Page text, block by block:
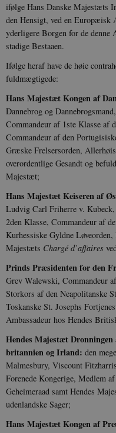
ifølge Hans Danske Majestæts
den Hensigt, ved en Europæisk
yder­ligere Borgen for de denne
stadige Bestaaen.
Ifølge heraf have de høie
fuldmægtigede:
Hans Majestæt Kongen af
Dannebrog og
Commandeur af 1ste Klasse af
Commandeur af den
Græske Frelsersorden,
overordentlige Gesandt og
Majestæt;
Hans Majestæt Keiseren af
Ludvig Carl Friherre v.
2den Klasse, Commandeur af
Kurhessiske Gyldne
Majestæts Chargé d’affaires
Prinds Præsidenten for den
Grev Walewski, Commandeur
Storkors af den Neapolitanske
Toskanske St. Josephs
Ambassadeur hos Hendes
Hendes Majestæt
britannien og Irland: den
Malmesbury, Viscount
Forenede Kongerige, Medlem
Geheimeraad samt Hendes
udenlandske Sager;
Hans Majestæt Kongen af